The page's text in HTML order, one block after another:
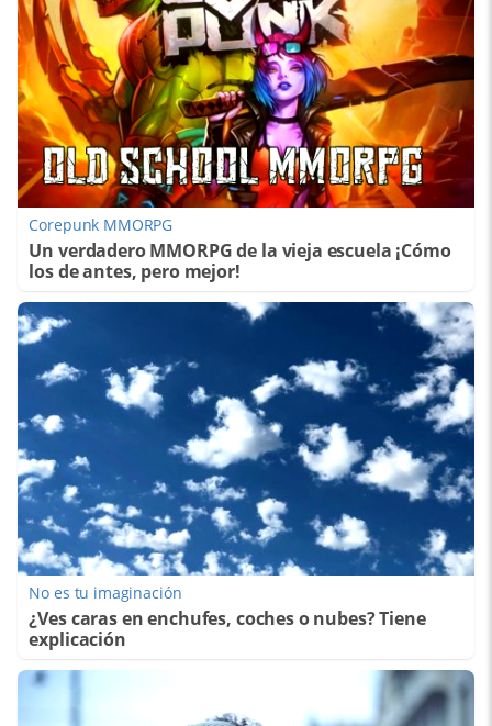
Corepunk MMORPG
Un verdadero MMORPG de la vieja escuela ¡Cómo
los de antes, pero mejor!
No es tu imaginación
¿Ves caras en enchufes, coches o nubes? Tiene
explicación